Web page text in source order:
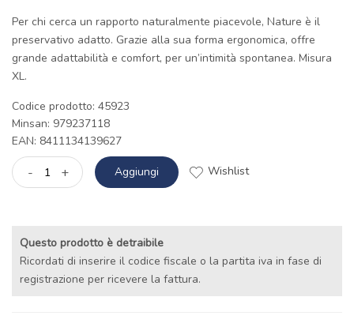
Per chi cerca un rapporto naturalmente piacevole, Nature è il
preservativo adatto. Grazie alla sua forma ergonomica, offre
grande adattabilità e comfort, per un’intimità spontanea. Misura
XL.
Codice prodotto: 45923
Minsan: 979237118
EAN: 8411134139627
- + Aggiungi Wishlist
Questo prodotto è detraibile
Ricordati di inserire il codice fiscale o la partita iva in fase di
registrazione per ricevere la fattura.